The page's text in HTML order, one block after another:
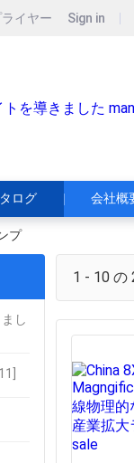
イヤー Sign in
ログ 会社概
プ
し
1 - 10 の